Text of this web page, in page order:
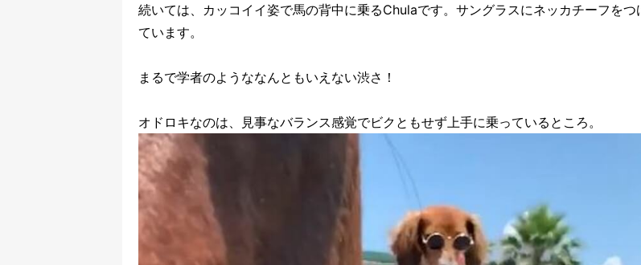
続いては、カッコイイ姿で馬の背中に乗るChulaです。サングラスにネッカチーフをつ
ています。
まるで学者のようななんともいえない渋さ！
オドロキなのは、見事なバランス感覚でビクともせず上手に乗っているところ。